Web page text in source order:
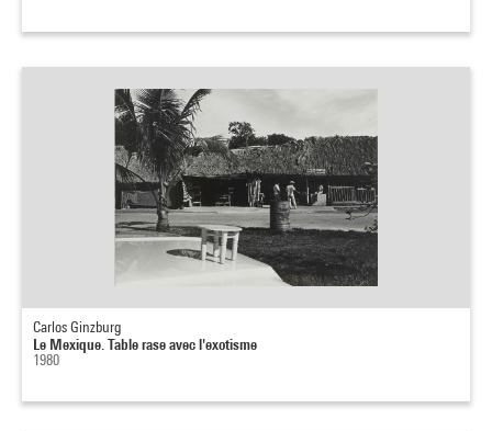
Carlos Ginzburg
Le Mexique. Table rase avec l'exotisme
1980